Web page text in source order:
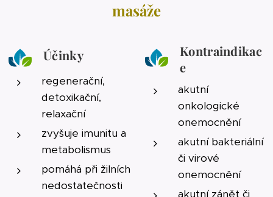
masáže
Účinky
regenerační,
detoxikační,
relaxační
zvyšuje imunitu a
metabolismus
pomáhá při žilních
nedostatečnosti
Kontraindikac
e
akutní
onkologické
onemocnění
akutní bakteriální
či virové
onemocnění
akutní zánět či